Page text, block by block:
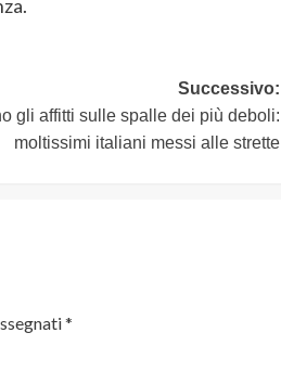
Successivo:
gli affitti sulle spalle dei più deboli:
moltissimi italiani messi alle strette
*